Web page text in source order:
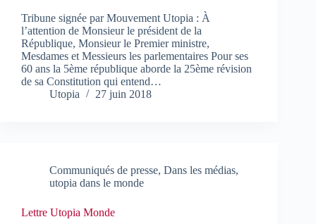
Tribune signée par Mouvement Utopia : À
l’attention de Monsieur le président de la
République, Monsieur le Premier ministre,
Mesdames et Messieurs les parlementaires Pour ses
60 ans la 5ème république aborde la 25ème révision
de sa Constitution qui entend…
Utopia
27 juin 2018
Communiqués de presse, Dans les médias,
utopia dans le monde
Lettre Utopia Monde